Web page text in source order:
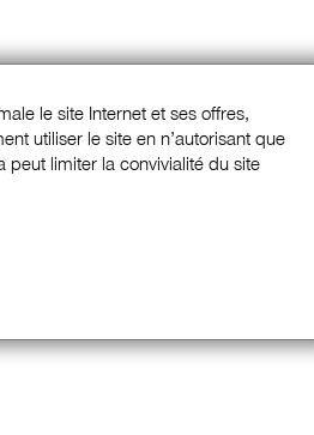
le site Internet et ses offres,
utiliser le site en n’autorisant que
peut limiter la convivialité du site